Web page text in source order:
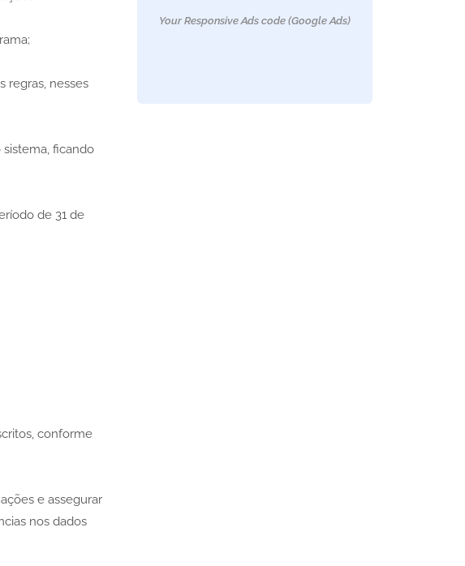
regras, nesses
ficando
de 31 de
conforme
e assegurar
nos dados
Your Responsive Ads code (Google Ads)